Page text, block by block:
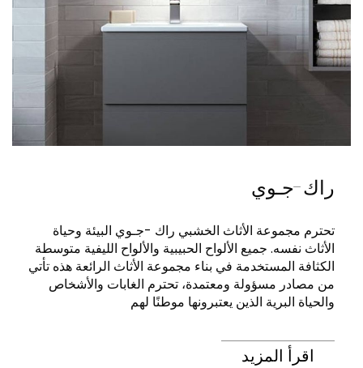
راك-جـوي
تحترم مجموعة الأثاث الخشبي راك -جـوي البيئة وحياة
الأثاث نفسه. جميع الألواح الحبيبية والألواح الليفية متوسطة
الكثافة المستخدمة في بناء مجموعة الأثاث الرائعة هذه تأتي
من مصادر مسؤولة ومعتمدة، تحترم الغابات والأشخاص
والحياة البرية الذين يعتبرونها موطنًا لهم
اقرأ المزيد